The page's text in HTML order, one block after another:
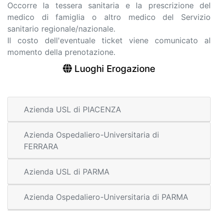
Occorre la tessera sanitaria e la prescrizione del
medico di famiglia o altro medico del Servizio
sanitario regionale/nazionale.
Il costo dell'eventuale ticket viene comunicato al
momento della prenotazione.
Luoghi Erogazione
Azienda USL di PIACENZA
Azienda Ospedaliero-Universitaria di
FERRARA
Azienda USL di PARMA
Azienda Ospedaliero-Universitaria di PARMA